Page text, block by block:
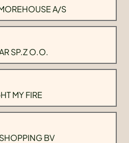
A/S
SP.Z O.O.
MY FIRE
BV